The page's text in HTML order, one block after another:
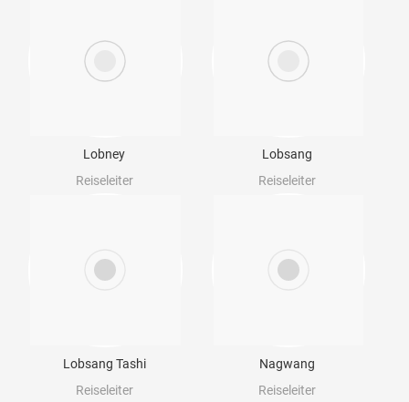
Lobney
Reiseleiter
Lobsang
Reiseleiter
Lobsang Tashi
Reiseleiter
Nagwang
Reiseleiter